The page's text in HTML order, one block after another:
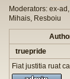
Moderators: ex-
Mihais, Resboiu
truepride
Fiat justitia ruat